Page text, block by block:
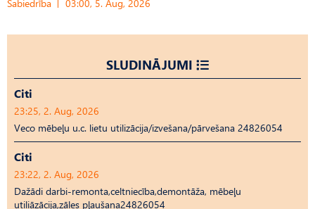
Sabiedrība 03:00, 5. Aug, 2026
SLUDINĀJUMI
Citi
23:25, 2. Aug, 2026
Veco mēbeļu u.c. lietu utilizācija/izvešana/pārvešana 24826054
Citi
23:22, 2. Aug, 2026
Dažādi darbi-remonta,celtniecība,demontāža, mēbeļu
utiliāzācija,zāles pļaušana24826054